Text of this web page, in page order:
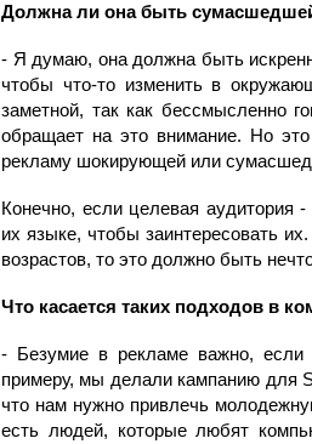
Должна ли она быть
- Я думаю, она должна быть
чтобы что-то изменить в
заметной, так как бессмысленно
обращает на это внимание. Но
рекламу шокирующей или
Конечно, если целевая аудитория
их языке, чтобы заинтересовать
возрастов, то это должно быть
Что касается таких подходов в
- Безумие в рекламе важно, если
примеру, мы делали кампанию для
что нам нужно привлечь
есть людей, которые любят